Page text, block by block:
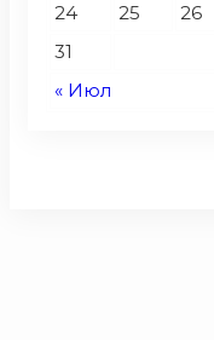
« Июл
24
25 26
31